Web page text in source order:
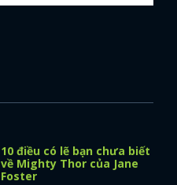
10 điều có lẽ bạn chưa biết
về Mighty Thor của Jane
Foster